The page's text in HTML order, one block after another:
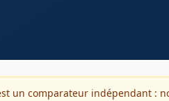
un comparateur indépendant :